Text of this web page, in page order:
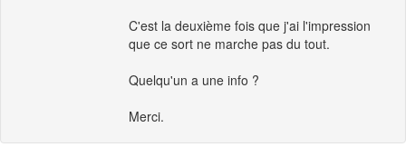
C'est la deuxième fois que j'ai l'impression
que ce sort ne marche pas du tout.
Quelqu'un a une info ?
Merci.